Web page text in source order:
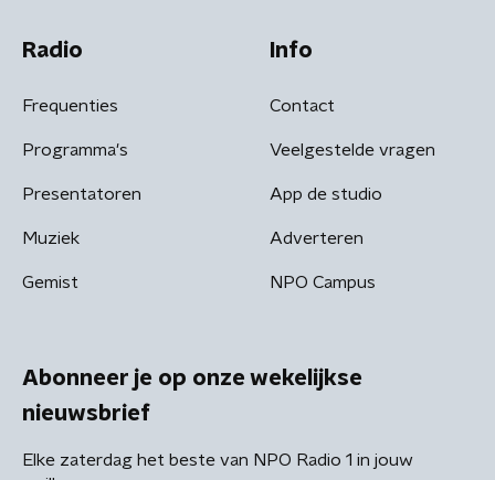
Radio
Frequenties
Programma's
Presentatoren
Muziek
Gemist
Info
Contact
Veelgestelde vragen
App de studio
Adverteren
NPO Campus
Abonneer je op onze wekelijkse
nieuwsbrief
Elke zaterdag het beste van NPO Radio 1 in jouw